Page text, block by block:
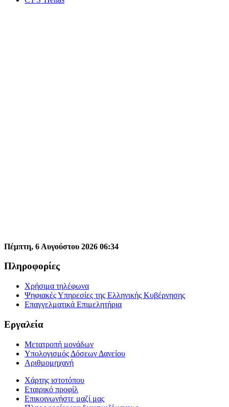
Πέμπτη, 6 Αυγούστου 2026 06:34
Πληροφορίες
Χρήσιμα τηλέφωνα
Ψηφιακές Υπηρεσίες της Ελληνικής Κυβέρνησης
Επαγγελματικά Επιμελητήρια
Εργαλεία
Μετατροπή μονάδων
Υπολογισμός Δόσεων Δανείου
Αριθμομηχανή
Χάρτης ιστοτόπου
Εταιρικό προφίλ
Επικοινωνήστε μαζί μας